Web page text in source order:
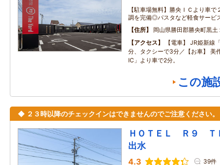
【駐車場無料】勝央ＩＣより車
調を完備◎パスタなど軽食サービ
住所
岡山県勝田郡勝央町黒土
アクセス
【電車】 JR姫新線
分、タクシーで3分／【お車】 美
IC」より車で2分。
この施
◆ ２３時以降のチェックインはできませんのでご注意ください。
ＨＯＴＥＬ Ｒ９
出水
4.3 39件